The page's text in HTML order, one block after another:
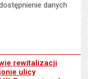
danych
podwórka w
rewitalizacji
ulicy